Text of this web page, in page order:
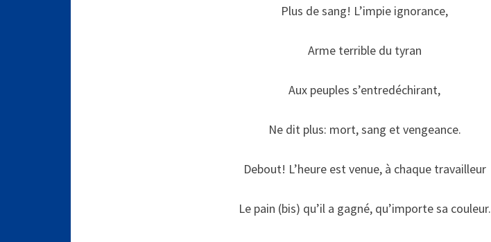
Plus de sang! L’impie ignorance,
Arme terrible du tyran
Aux peuples s’entredéchirant,
Ne dit plus: mort, sang et vengeance.
Debout! L’heure est venue, à chaque travailleur
Le pain (bis) qu’il a gagné, qu’importe sa couleur.